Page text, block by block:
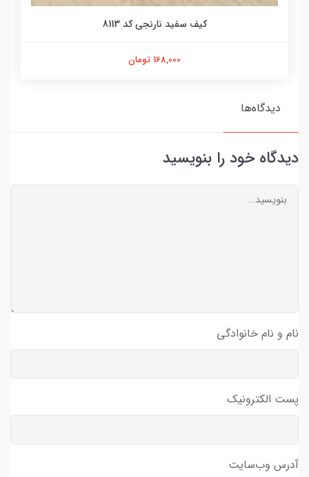
کیف سفید نارنجی کد 8113
168,000 تومان
دیدگاه‌ها
دیدگاه خود را بنویسید
نام و نام خانوادگی
پست الکترونیک
آدرس وب‌سایت